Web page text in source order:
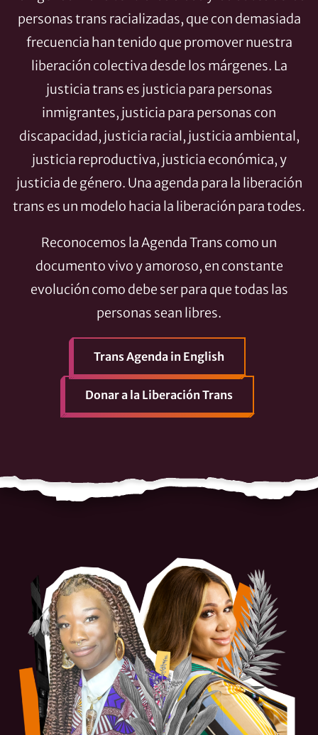
personas trans racializadas, que con demasiada
frecuencia han tenido que promover nuestra
liberación colectiva desde los márgenes. La
justicia trans es justicia para personas
inmigrantes, justicia para personas con
discapacidad, justicia racial, justicia ambiental,
justicia reproductiva, justicia económica, y
justicia de género. Una agenda para la liberación
trans es un modelo hacia la liberación para todes.
Reconocemos la Agenda Trans como un
documento vivo y amoroso, en constante
evolución como debe ser para que todas las
personas sean libres.
Trans Agenda in English
Donar a la Liberación Trans